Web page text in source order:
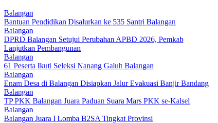
Balangan
Bantuan Pendidikan Disalurkan ke 535 Santri Balangan
Balangan
DPRD Balangan Setujui Perubahan APBD 2026, Pemkab
Lanjutkan Pembangunan
Balangan
61 Peserta Ikuti Seleksi Nanang Galuh Balangan
Balangan
Enam Desa di Balangan Disiapkan Jalur Evakuasi Banjir Bandang
Balangan
TP PKK Balangan Juara Paduan Suara Mars PKK se-Kalsel
Balangan
Balangan Juara I Lomba B2SA Tingkat Provinsi